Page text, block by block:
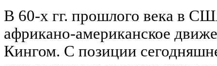
В 60-х гг. прошлого века в
африкано-американское
Кингом. С позиции